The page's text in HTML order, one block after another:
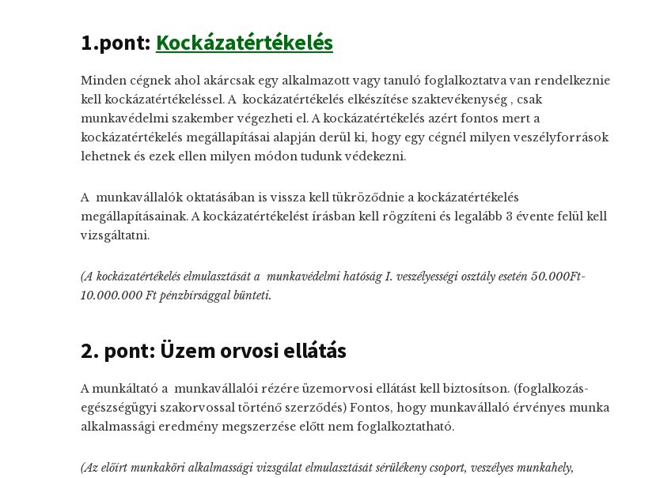
1.pont: Kockázatértékelés
Minden cégnek ahol akárcsak egy alkalmazott vagy tanuló foglalkoztatva van rendelkeznie
kell kockázatértékeléssel. A kockázatértékelés elkészítése szaktevékenység , csak
munkavédelmi szakember végezheti el. A kockázatértékelés azért fontos mert a
kockázatértékelés megállapításai alapján derül ki, hogy egy cégnél milyen veszélyforrások
lehetnek és ezek ellen milyen módon tudunk védekezni.
A munkavállalók oktatásában is vissza kell tükröződnie a kockázatértékelés
megállapításainak. A kockázatértékelést írásban kell rögzíteni és legalább 3 évente felül kell
vizsgáltatni.
(A kockázatértékelés elmulasztását a munkavédelmi hatóság I. veszélyességi osztály esetén 50.000Ft-
10.000.000 Ft pénzbírsággal bünteti.
2. pont: Üzem orvosi ellátás
A munkáltató a munkavállalói rézére üzemorvosi ellátást kell biztosítson. (foglalkozás-
egészségügyi szakorvossal történő szerződés) Fontos, hogy munkavállaló érvényes munka
alkalmassági eredmény megszerzése előtt nem foglalkoztatható.
(Az előírt munkaköri alkalmassági vizsgálat elmulasztását sérülékeny csoport, veszélyes munkahely,